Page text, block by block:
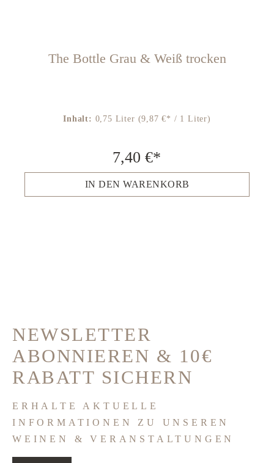
The Bottle Grau & Weiß trocken
Inhalt: 0,75 Liter (9,87 €* / 1 Liter)
7,40 €*
IN DEN WARENKORB
NEWSLETTER
ABONNIEREN & 10€
RABATT SICHERN
ERHALTE AKTUELLE
INFORMATIONEN ZU UNSEREN
WEINEN & VERANSTALTUNGEN